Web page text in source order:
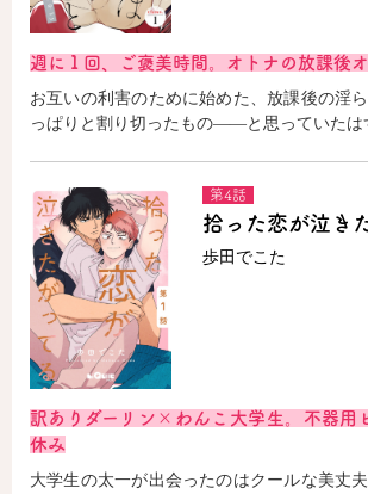
週に１回、ご褒美時間。オトナの放課後
お互いの利害のために始めた、放課後の淫
っぱりと割り切ったもの――と思っていた
第4話
拾った恋が泣き
歩田でこた
訳ありダーリン×わんこ大学生。不器用
休み
大学生の太一が出会ったのはクールな美丈